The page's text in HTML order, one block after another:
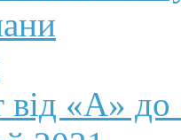
від «А»